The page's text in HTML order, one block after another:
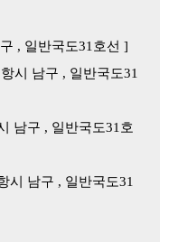
, 일반국도31호선 ]
시 남구 , 일반국도31
남구 , 일반국도31호
시 남구 , 일반국도31